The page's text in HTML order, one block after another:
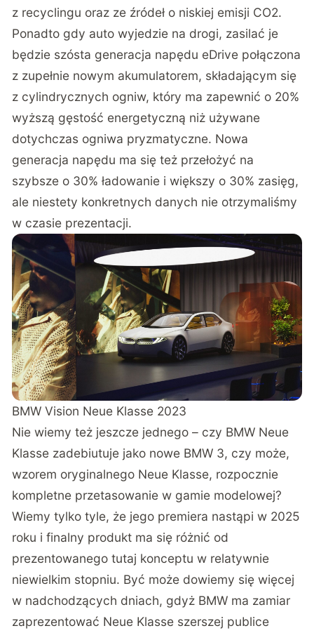
z recyclingu oraz ze źródeł o niskiej emisji CO2.
Ponadto gdy auto wyjedzie na drogi, zasilać je
będzie szósta generacja napędu eDrive połączona
z zupełnie nowym akumulatorem, składającym się
z cylindrycznych ogniw, który ma zapewnić o 20%
wyższą gęstość energetyczną niż używane
dotychczas ogniwa pryzmatyczne. Nowa
generacja napędu ma się też przełożyć na
szybsze o 30% ładowanie i większy o 30% zasięg,
ale niestety konkretnych danych nie otrzymaliśmy
w czasie prezentacji.
BMW Vision Neue Klasse 2023
Nie wiemy też jeszcze jednego – czy BMW Neue
Klasse zadebiutuje jako nowe BMW 3, czy może,
wzorem oryginalnego Neue Klasse, rozpocznie
kompletne przetasowanie w gamie modelowej?
Wiemy tylko tyle, że jego premiera nastąpi w 2025
roku i finalny produkt ma się różnić od
prezentowanego tutaj konceptu w relatywnie
niewielkim stopniu. Być może dowiemy się więcej
w nadchodzących dniach, gdyż BMW ma zamiar
zaprezentować Neue Klasse szerszej publice